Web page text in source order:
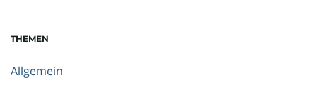
b
g
THEMEN
Allgemein